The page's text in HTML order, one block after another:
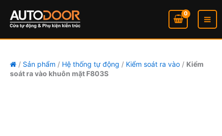
dung
/ Sản phẩm / Hệ thống tự động / Kiểm soát ra vào / Kiểm
soát ra vào khuôn mặt F803S
soát
ra
F803S
số
F803S
số
lượng